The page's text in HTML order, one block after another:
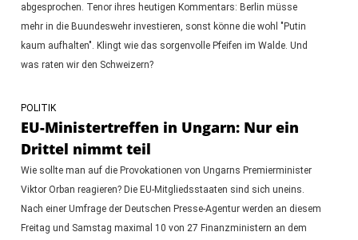
abgesprochen. Tenor ihres heutigen Kommentars: Berlin müsse
mehr in die Buundeswehr investieren, sonst könne die wohl "Putin
kaum aufhalten". Klingt wie das sorgenvolle Pfeifen im Walde. Und
was raten wir den Schweizern?
POLITIK
EU-Ministertreffen in Ungarn: Nur ein
Drittel nimmt teil
Wie sollte man auf die Provokationen von Ungarns Premierminister
Viktor Orban reagieren? Die EU-Mitgliedsstaaten sind sich uneins.
Nach einer Umfrage der Deutschen Presse-Agentur werden an diesem
Freitag und Samstag maximal 10 von 27 Finanzministern an dem